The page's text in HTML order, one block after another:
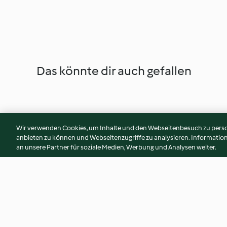
Das könnte dir auch gefallen
Wir verwenden Cookies, um Inhalte und den Webseitenbesuch zu
anbieten zu können und Webseitenzugriffe zu analysieren.
an unsere Partner für soziale Medien, Werbung und Analysen weiter.